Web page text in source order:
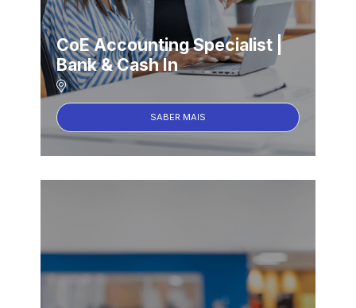
CoE Accounting Specialist |
Bank & Cash In
SABER MAIS